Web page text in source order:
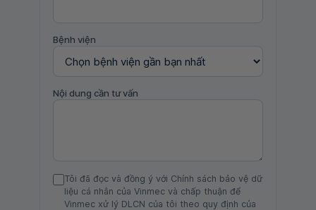
Bệnh viện
Nội dung cần tư vấn
Tôi đã đọc và đồng ý với Chính sách bảo vệ dữ
liệu cá nhân của Vinmec và chấp thuận để
Vinmec xử lý DLCN của tôi theo quy định của